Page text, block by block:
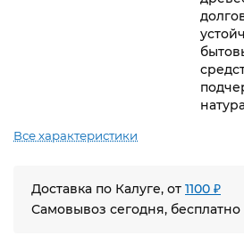
Все характеристики
Доставка по Калуге, от 1100 ₽
Самовывоз сегодня, бесплатно